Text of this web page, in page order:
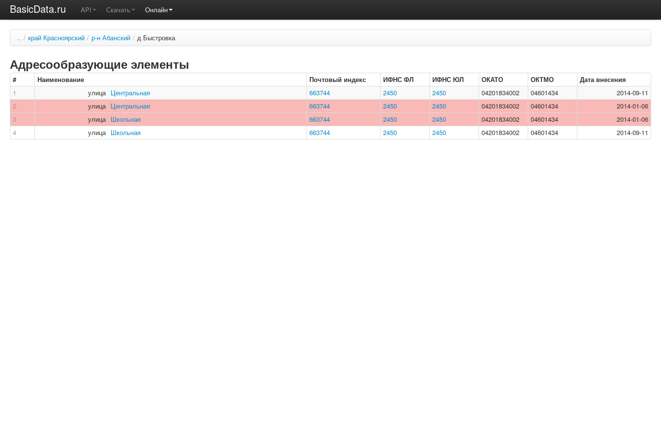
BasicData.ru API Скачать Онлайн
.. / край Красноярский / р-н Абанский / д Быстровка
Адресообразующие элементы
# Наименование Почтовый индекс ИФНС ФЛ ИФНС ЮЛ ОКАТО ОКТМО
Дата внесения
1
улица Центральная 663744 2450 2450 04201834002 04601434
2014-09-11
2
улица Центральная 663744 2450 2450 04201834002 04601434
2014-01-06
3
улица Школьная 663744 2450 2450 04201834002 04601434
2014-01-06
4
улица Школьная 663744 2450 2450 04201834002 04601434 2014-09-11